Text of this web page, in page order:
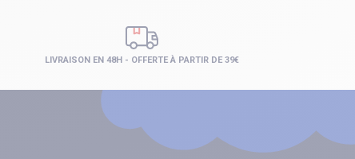
LIVRAISON EN 48H - OFFERTE À PARTIR DE 39€